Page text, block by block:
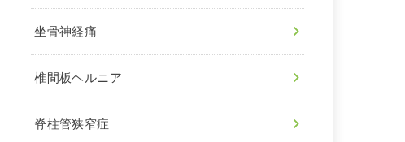
坐骨神経痛
椎間板ヘルニア
脊柱管狭窄症